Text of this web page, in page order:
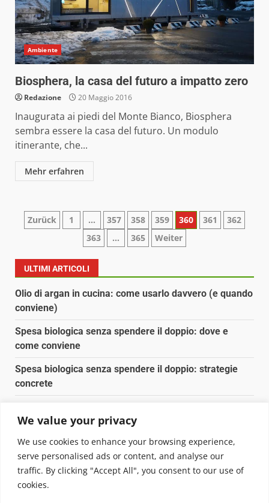
We value your privacy
We use cookies to enhance your browsing experience,
serve personalised ads or content, and analyse our
traffic. By clicking "Accept All", you consent to our use of
cookies.
Ambiente
Biosphera, la casa del futuro a impatto zero
Redazione 20 Maggio 2016
Inaugurata ai piedi del Monte Bianco, Biosphera
sembra essere la casa del futuro. Un modulo
itinerante, che...
Mehr erfahren
Paginazione
articoli
Zurück 1 … 357 358 359 360 361
362
363
… 365 Weiter
ULTIMI ARTICOLI
Olio di argan in cucina: come usarlo davvero (e quando
conviene)
Spesa biologica senza spendere il doppio: dove e
come conviene
Spesa biologica senza spendere il doppio: strategie
concrete
Pulizia naturale della casa: 3 ingredienti che
sostituiscono 10 prodotti chimici
Copyright © 2025 Biopianeta.it proprietà di Jws Media